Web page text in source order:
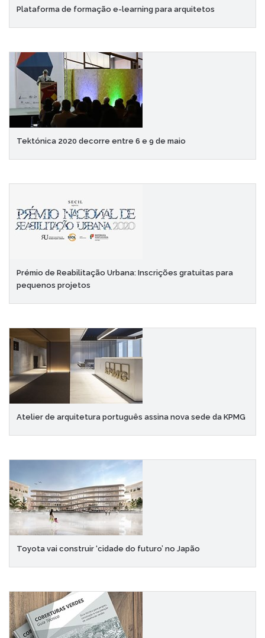
Plataforma de formação e-learning para arquitetos
Tektónica 2020 decorre entre 6 e 9 de maio
Prémio de Reabilitação Urbana: Inscrições gratuitas para
pequenos projetos
Atelier de arquitetura português assina nova sede da KPMG
Toyota vai construir ‘cidade do futuro’ no Japão